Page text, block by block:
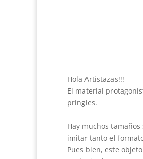
Hola Artistazas!!!
El material
pringles.
Hay muchos
imitar tanto el
Pues bien, este